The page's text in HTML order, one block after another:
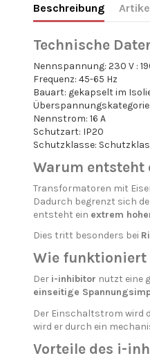
Beschreibung
Technische
Nennspannung: 230 V :
Frequenz: 45-65 Hz
Bauart: gekapselt im
Nennstrom: 16 A
Schutzart: IP20
Schutzklasse:
Warum entsteht
Transformatoren mit
Dadurch begrenzt sich
entsteht ein extrem
Dies tritt besonders bei
Wie
Der i-inhibitor nutzt eine
einseitige
Der Einschaltstrom wird
wird er durch ein
Vorteile des i-